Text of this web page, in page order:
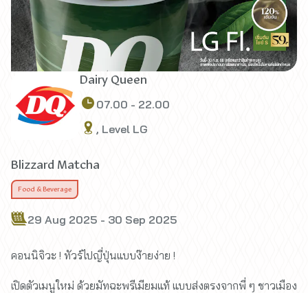
Dairy Queen
07.00 - 22.00
, Level LG
Blizzard Matcha
Food & Beverage
29 Aug 2025 - 30 Sep 2025
คอนนิจิวะ ! ทัวร์ไปญี่ปุ่นแบบง๊ายง่าย !
เปิดตัวเมนูใหม่ ด้วยมัทฉะพรีเมียมแท้ แบบส่งตรงจากพี่ ๆ ชาวเมือง